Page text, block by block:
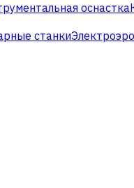
оснастка
станки